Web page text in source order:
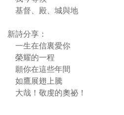
基督、殿、城與地
新詩分享：
一生在信裏愛你
榮耀的一程
願你在這些年間
如鷹展翅上騰
大哉！敬虔的奧祕！